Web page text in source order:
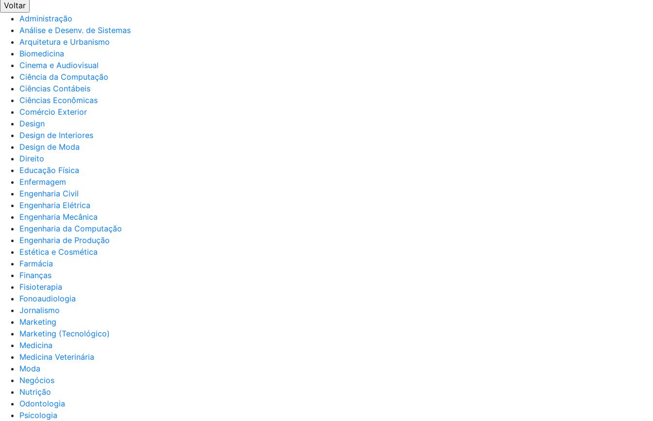
Voltar
Administração
Análise e Desenv. de Sistemas
Arquitetura e Urbanismo
Biomedicina
Cinema e Audiovisual
Ciência da Computação
Ciências Contábeis
Ciências Econômicas
Comércio Exterior
Design
Design de Interiores
Design de Moda
Direito
Educação Física
Enfermagem
Engenharia Civil
Engenharia Elétrica
Engenharia Mecânica
Engenharia da Computação
Engenharia de Produção
Estética e Cosmética
Farmácia
Finanças
Fisioterapia
Fonoaudiologia
Jornalismo
Marketing
Marketing (Tecnológico)
Medicina
Medicina Veterinária
Moda
Negócios
Nutrição
Odontologia
Psicologia